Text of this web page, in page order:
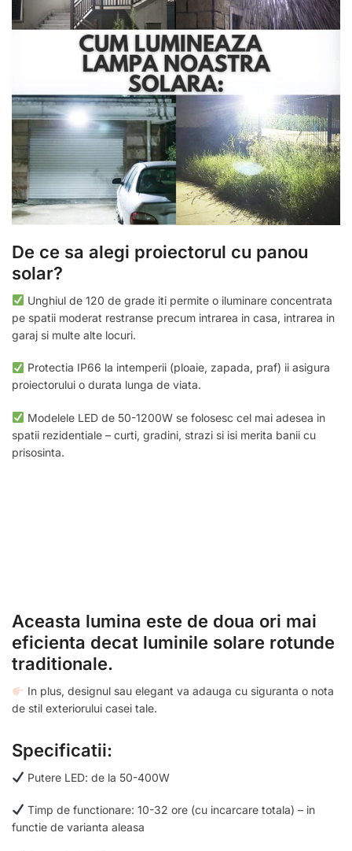
De ce sa alegi proiectorul cu panou
solar?
Unghiul de 120 de grade iti permite o iluminare concentrata
pe spatii moderat restranse precum intrarea in casa, intrarea in
garaj si multe alte locuri.
Protectia IP66 la intemperii (ploaie, zapada, praf) ii asigura
proiectorului o durata lunga de viata.
Modelele LED de 50-1200W se folosesc cel mai adesea in
spatii rezidentiale – curti, gradini, strazi si isi merita banii cu
prisosinta.
Aceasta lumina este de doua ori mai
eficienta decat luminile solare rotunde
traditionale.
In plus, designul sau elegant va adauga cu siguranta o nota
de stil exteriorului casei tale.
Specificatii:
Putere LED: de la 50-400W
Timp de functionare: 10-32 ore (cu incarcare totala) – in
functie de varianta aleasa